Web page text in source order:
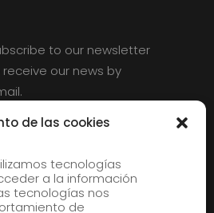
de las cookies
tecnologías
a la información
tecnologías nos
de
to our newsletter
our news by